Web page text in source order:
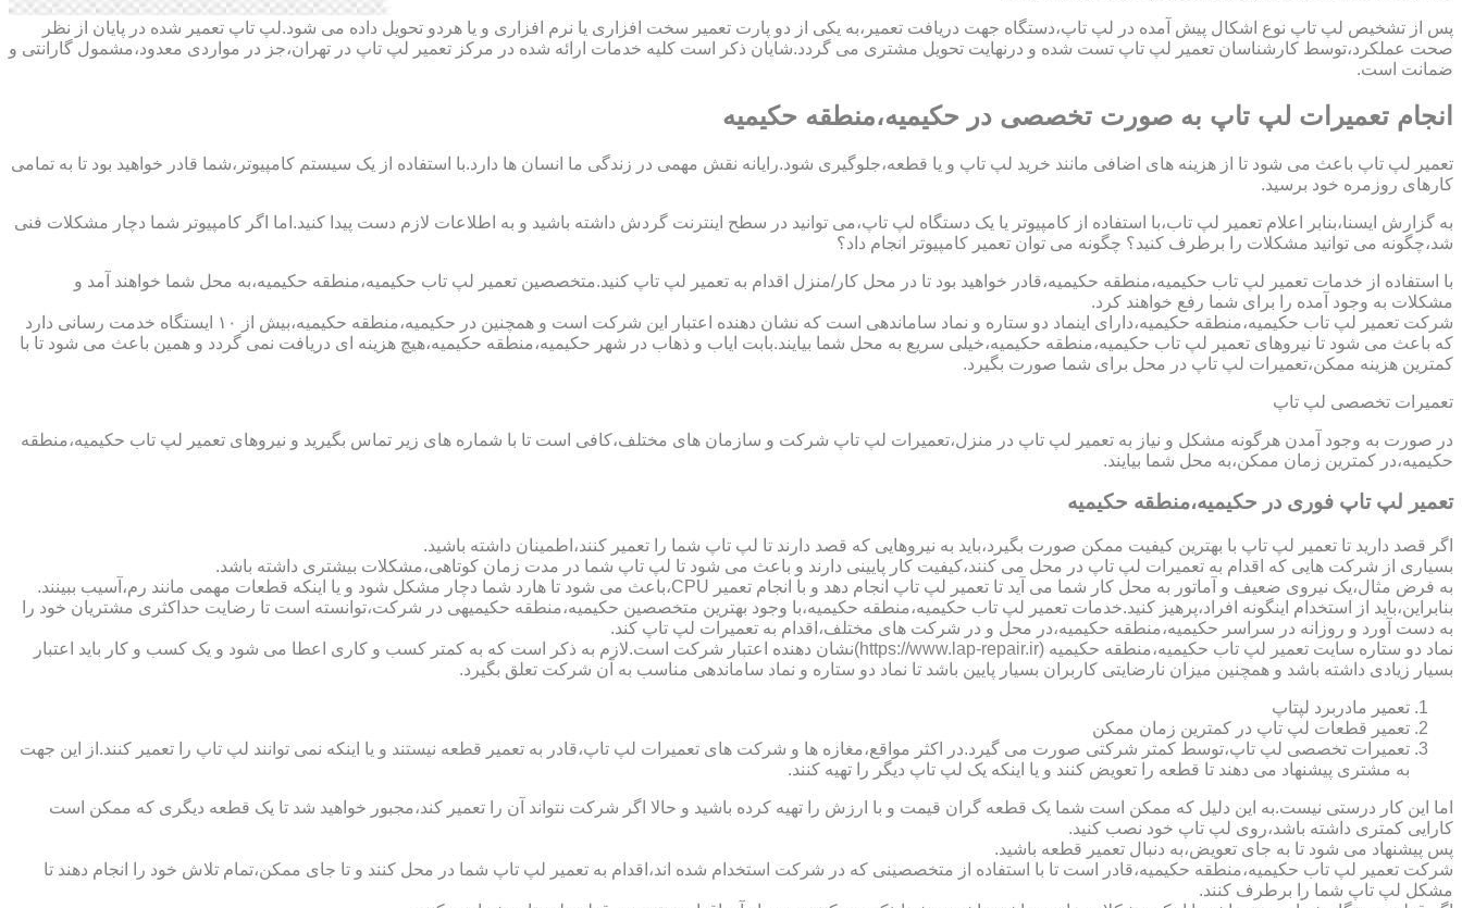
پس از تشخیص لپ تاپ نوع اشکال پیش آمده در لپ تاپ،دستگاه جهت دریافت تعمیر،به یکی از دو پارت تعمیر سخت افزاری یا نرم افزاری و یا هردو تحویل داده می شود.لپ تاپ تعمیر شده در پایان از نظر
صحت عملکرد،توسط کارشناسان تعمیر لپ تاپ تست شده و درنهایت تحویل مشتری می گردد.شایان ذکر است کلیه خدمات ارائه شده در مرکز تعمیر لپ تاپ در تهران،جز در مواردی معدود،مشمول گارانتی و
ضمانت است.
انجام تعمیرات لپ تاپ به صورت تخصصی در حکیمیه،منطقه حکیمیه
تعمیر لپ تاپ باعث می شود تا از هزینه های اضافی مانند خرید لپ تاپ و یا قطعه،جلوگیری شود.رایانه نقش مهمی در زندگی ما انسان ها دارد.با استفاده از یک سیستم کامپیوتر،شما قادر خواهید بود تا به تمامی
کارهای روزمره خود برسید.
به گزارش ایسنا،بنابر اعلام تعمیر لپ تاب،با استفاده از کامپیوتر یا یک دستگاه لپ تاپ،می توانید در سطح اینترنت گردش داشته باشید و به اطلاعات لازم دست پیدا کنید.اما اگر کامپیوتر شما دچار مشکلات فنی
شد،چگونه می توانید مشکلات را برطرف کنید؟ چگونه می توان تعمیر کامپیوتر انجام داد؟
با استفاده از خدمات تعمیر لپ تاب حکیمیه،منطقه حکیمیه،قادر خواهید بود تا در محل کار/منزل اقدام به تعمیر لپ تاپ کنید.متخصصین تعمیر لپ تاب حکیمیه،منطقه حکیمیه،به محل شما خواهند آمد و
مشکلات به وجود آمده را برای شما رفع خواهند کرد.
شرکت تعمیر لپ تاب حکیمیه،منطقه حکیمیه،دارای اینماد دو ستاره و نماد ساماندهی است که نشان دهنده اعتبار این شرکت است و همچنین در حکیمیه،منطقه حکیمیه،بیش از ۱۰ ایستگاه خدمت رسانی دارد
که باعث می شود تا نیروهای تعمیر لپ تاب حکیمیه،منطقه حکیمیه،خیلی سریع به محل شما بیایند.بابت ایاب و ذهاب در شهر حکیمیه،منطقه حکیمیه،هیچ هزینه ای دریافت نمی گردد و همین باعث می شود تا با
کمترین هزینه ممکن،تعمیرات لپ تاپ در محل برای شما صورت بگیرد.
تعمیرات تخصصی لپ تاپ
در صورت به وجود آمدن هرگونه مشکل و نیاز به تعمیر لپ تاپ در منزل،تعمیرات لپ تاپ شرکت و سازمان های مختلف،کافی است تا با شماره های زیر تماس بگیرید و نیروهای تعمیر لپ تاب حکیمیه،منطقه
حکیمیه،در کمترین زمان ممکن،به محل شما بیایند.
تعمیر لپ تاپ فوری در حکیمیه،منطقه حکیمیه
اگر قصد دارید تا تعمیر لپ تاپ با بهترین کیفیت ممکن صورت بگیرد،باید به نیروهایی که قصد دارند تا لپ تاپ شما را تعمیر کنند،اطمینان داشته باشید.
بسیاری از شرکت هایی که اقدام به تعمیرات لپ تاپ در محل می کنند،کیفیت کار پایینی دارند و باعث می شود تا لپ تاپ شما در مدت زمان کوتاهی،مشکلات بیشتری داشته باشد.
به فرض مثال،یک نیروی ضعیف و آماتور به محل کار شما می آید تا تعمیر لپ تاپ انجام دهد و با انجام تعمیر CPU،باعث می شود تا هارد شما دچار مشکل شود و یا اینکه قطعات مهمی مانند رم،آسیب ببینند.
بنابراین،باید از استخدام اینگونه افراد،پرهیز کنید.خدمات تعمیر لپ تاب حکیمیه،منطقه حکیمیه،با وجود بهترین متخصصین حکیمیه،منطقه حکیمیهی در شرکت،توانسته است تا رضایت حداکثری مشتریان خود را
به دست آورد و روزانه در سراسر حکیمیه،منطقه حکیمیه،در محل و در شرکت های مختلف،اقدام به تعمیرات لپ تاپ کند.
نماد دو ستاره سایت تعمیر لپ تاب حکیمیه،منطقه حکیمیه (https://www.lap-repair.ir)نشان دهنده اعتبار شرکت است.لازم به ذکر است که به کمتر کسب و کاری اعطا می شود و یک کسب و کار باید اعتبار
بسیار زیادی داشته باشد و همچنین میزان نارضایتی کاربران بسیار پایین باشد تا نماد دو ستاره و نماد ساماندهی مناسب به آن شرکت تعلق بگیرد.
تعمیر مادربرد لپتاپ
تعمیر قطعات لپ تاپ در کمترین زمان ممکن
تعمیرات تخصصی لپ تاپ،توسط کمتر شرکتی صورت می گیرد.در اکثر مواقع،مغازه ها و شرکت های تعمیرات لپ تاپ،قادر به تعمیر قطعه نیستند و یا اینکه نمی توانند لپ تاپ را تعمیر کنند.از این جهت
به مشتری پیشنهاد می دهند تا قطعه را تعویض کنند و یا اینکه یک لپ تاپ دیگر را تهیه کنند.
اما این کار درستی نیست.به این دلیل که ممکن است شما یک قطعه گران قیمت و با ارزش را تهیه کرده باشید و حالا اگر شرکت نتواند آن را تعمیر کند،مجبور خواهید شد تا یک قطعه دیگری که ممکن است
کارایی کمتری داشته باشد،روی لپ تاپ خود نصب کنید.
پس پیشنهاد می شود تا به جای تعویض،به دنبال تعمیر قطعه باشید.
شرکت تعمیر لپ تاب حکیمیه،منطقه حکیمیه،قادر است تا با استفاده از متخصصینی که در شرکت استخدام شده اند،اقدام به تعمیر لپ تاپ شما در محل کنند و تا جای ممکن،تمام تلاش خود را انجام دهند تا
مشکل لپ تاپ شما را برطرف کنند.